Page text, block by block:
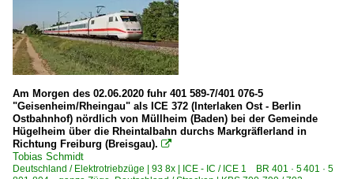
Am Morgen des 02.06.2020 fuhr 401 589-7/401 076-5
"Geisenheim/Rheingau" als ICE 372 (Interlaken Ost - Berlin
Ostbahnhof) nördlich von Müllheim (Baden) bei der Gemeinde
Hügelheim über die Rheintalbahn durchs Markgräflerland in
Richtung Freiburg (Breisgau). 
Tobias Schmidt
Deutschland / Elektrotriebzüge | 93 8x | ICE - IC / ICE 1 BR 401 · 5 401 · 5